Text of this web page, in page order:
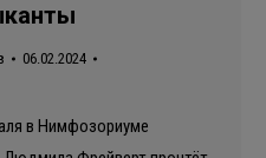
06.02.2024
в Нимфозориуме